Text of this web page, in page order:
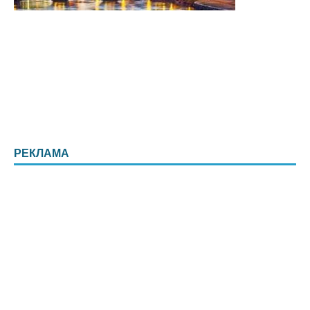
РЕКЛАМА